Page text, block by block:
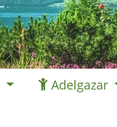
Adelgazar